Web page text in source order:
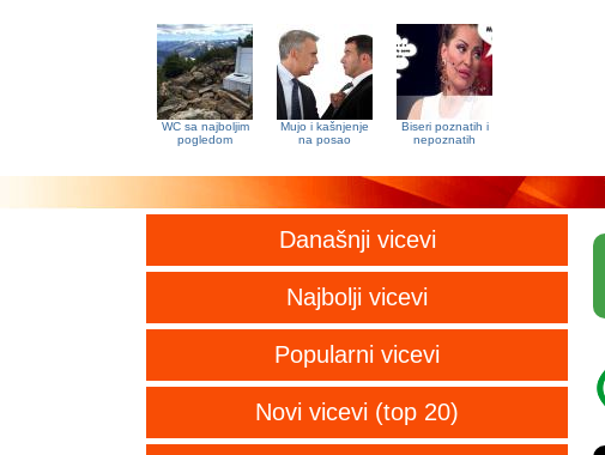
WC sa najboljim
pogledom
Mujo i kašnjenje
na posao
Biseri poznatih i
nepoznatih
Današnji vicevi
Najbolji vicevi
Popularni vicevi
Novi vicevi (top 20)